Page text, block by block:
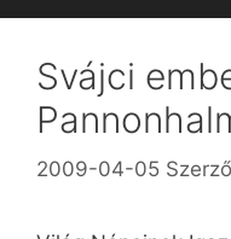
Svájci
2009-04-05